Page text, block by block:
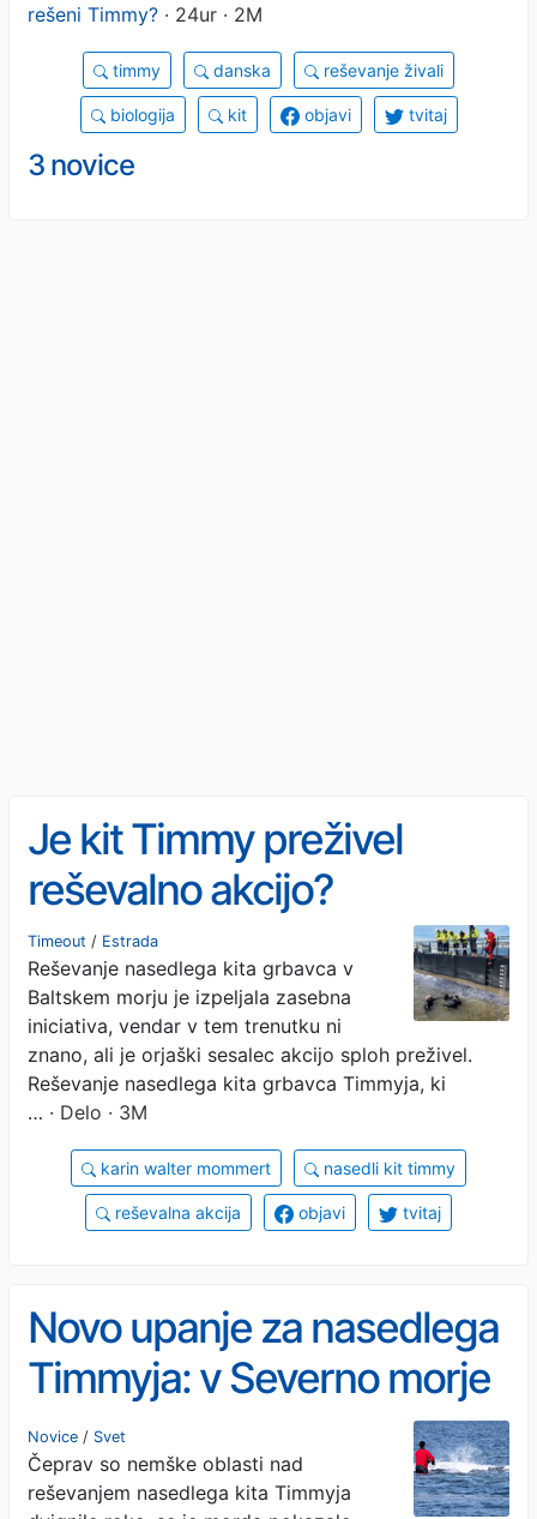
rešeni Timmy? · 24ur · 2M
timmy danska reševanje živali
biologija kit objavi tvitaj
3 novice
Je kit Timmy preživel
reševalno akcijo?
Timeout / Estrada
Reševanje nasedlega kita grbavca v
Baltskem morju je izpeljala zasebna
iniciativa, vendar v tem trenutku ni
znano, ali je orjaški sesalec akcijo sploh preživel.
Reševanje nasedlega kita grbavca Timmyja, ki
… · Delo · 3M
karin walter mommert nasedli kit timmy
reševalna akcija objavi tvitaj
Novo upanje za nasedlega
Timmyja: v Severno morje
bi ga 'zvlekli'
Novice / Svet
Čeprav so nemške oblasti nad
reševanjem nasedlega kita Timmyja